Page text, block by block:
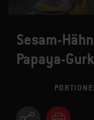
Sesam-
Papaya-